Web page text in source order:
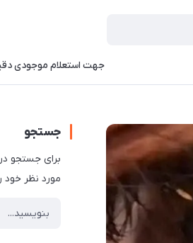
جهت استعلام موجودی دقیق با
جستجو
برای جستجو
مورد نظر خود